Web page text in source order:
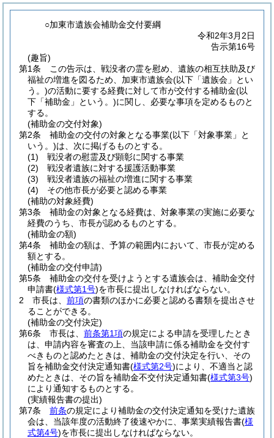
○加東市遺族会補助金交付要綱
令和2年3月2日
告示第16号
(趣旨)
第1条
この告示は、戦没者の霊を慰め、遺族の相互扶助及び
福祉の増進を図るため、加東市遺族会(以下「遺族会」とい
う。)の活動に要する経費に対して市が交付する補助金(以
下「補助金」という。)に関し、必要な事項を定めるものと
する。
(補助金の交付対象)
第2条
補助金の交付の対象となる事業(以下「対象事業」と
いう。)は、次に掲げるものとする。
(1)
戦没者の慰霊及び顕彰に関する事業
(2)
戦没者遺族に対する援護活動事業
(3)
戦没者遺族の福祉の増進に関する事業
(4)
その他市長が必要と認める事業
(補助の対象経費)
第3条
補助金の対象となる経費は、対象事業の実施に必要な
経費のうち、市長が認めるものとする。
(補助金の額)
第4条
補助金の額は、予算の範囲内において、市長が定める
額とする。
(補助金の交付申請)
第5条
補助金の交付を受けようとする遺族会は、補助金交付
申請書(様式第1号)を市長に提出しなければならない。
2
市長は、 前項の書類のほかに必要と認める書類を提出させ
ることができる。
(補助金の交付決定)
第6条
市長は、 前条第1項の規定による申請を受理したとき
は、申請内容を審査の上、当該申請に係る補助金を交付す
べきものと認めたときは、補助金の交付決定を行い、その
旨を補助金交付決定通知書(様式第2号)により、不適当と認
めたときは、その旨を補助金不交付決定通知書(様式第3号)
により通知するものとする。
(実績報告書の提出)
第7条
前条の規定により補助金の交付決定通知を受けた遺族
会は、当該年度の活動終了後速やかに、事業実績報告書(様
式第4号)を市長に提出しなければならない。